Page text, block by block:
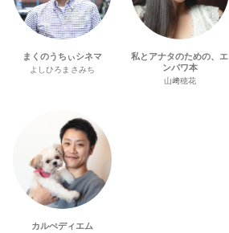
まくのうちぃシネマ
よしひろまさみち
私とアナタのための、エ
ンパワ本
山﨑穂花
カルぺディエム